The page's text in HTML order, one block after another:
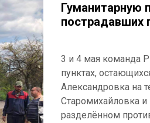
Гуманитарную
пострадавших
3 и 4 мая команда
пунктах,
Александровка на
Старомихайловка
разделённом